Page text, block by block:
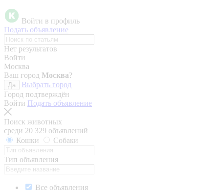
Войти в профиль
Подать объявление
Нет результатов
Войти
Москва
Ваш город Москва?
Да
Выбрать город
Город подтверждён
Войти Подать объявление
Поиск животных
среди 20 329 объявлений
Кошки
Собаки
Тип объявления
Все объявления